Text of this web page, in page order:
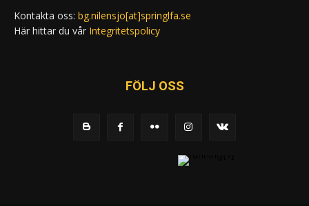
Kontakta oss: bg.nilensjo[at]springlfa.se
Här hittar du vår Integritetspolicy
FÖLJ OSS